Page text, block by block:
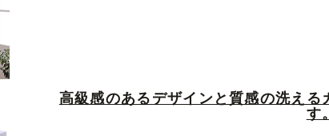
高級感のあるデザインと質感の洗え
す。